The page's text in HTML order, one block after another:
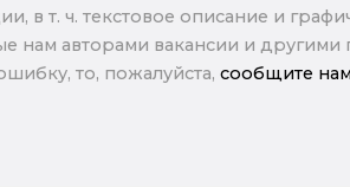
в т. ч. текстовое описание и
нам авторами вакансии и другими
то, пожалуйста, сообщите нам